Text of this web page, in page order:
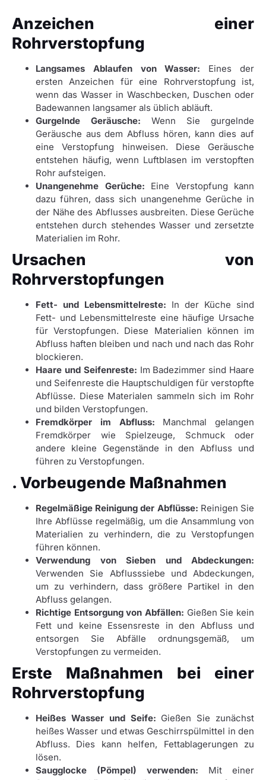
Anzeichen einer
Rohrverstopfung
Langsames Ablaufen von Wasser: Eines der
ersten Anzeichen für eine Rohrverstopfung ist,
wenn das Wasser in Waschbecken, Duschen oder
Badewannen langsamer als üblich abläuft.
Gurgelnde Geräusche: Wenn Sie gurgelnde
Geräusche aus dem Abfluss hören, kann dies auf
eine Verstopfung hinweisen. Diese Geräusche
entstehen häufig, wenn Luftblasen im verstopften
Rohr aufsteigen.
Unangenehme Gerüche: Eine Verstopfung kann
dazu führen, dass sich unangenehme Gerüche in
der Nähe des Abflusses ausbreiten. Diese Gerüche
entstehen durch stehendes Wasser und zersetzte
Materialien im Rohr.
Ursachen von
Rohrverstopfungen
Fett- und Lebensmittelreste: In der Küche sind
Fett- und Lebensmittelreste eine häufige Ursache
für Verstopfungen. Diese Materialien können im
Abfluss haften bleiben und nach und nach das Rohr
blockieren.
Haare und Seifenreste: Im Badezimmer sind Haare
und Seifenreste die Hauptschuldigen für verstopfte
Abflüsse. Diese Materialen sammeln sich im Rohr
und bilden Verstopfungen.
Fremdkörper im Abfluss: Manchmal gelangen
Fremdkörper wie Spielzeuge, Schmuck oder
andere kleine Gegenstände in den Abfluss und
führen zu Verstopfungen.
. Vorbeugende Maßnahmen
Regelmäßige Reinigung der Abflüsse: Reinigen Sie
Ihre Abflüsse regelmäßig, um die Ansammlung von
Materialien zu verhindern, die zu Verstopfungen
führen können.
Verwendung von Sieben und Abdeckungen:
Verwenden Sie Abflusssiebe und Abdeckungen,
um zu verhindern, dass größere Partikel in den
Abfluss gelangen.
Richtige Entsorgung von Abfällen: Gießen Sie kein
Fett und keine Essensreste in den Abfluss und
entsorgen Sie Abfälle ordnungsgemäß, um
Verstopfungen zu vermeiden.
Erste Maßnahmen bei einer
Rohrverstopfung
Heißes Wasser und Seife: Gießen Sie zunächst
heißes Wasser und etwas Geschirrspülmittel in den
Abfluss. Dies kann helfen, Fettablagerungen zu
lösen.
Saugglocke (Pömpel) verwenden: Mit einer